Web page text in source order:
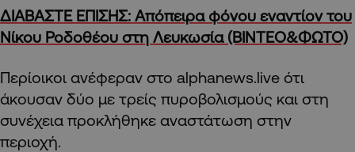
ΔΙΑΒΑΣΤΕ ΕΠΙΣΗΣ: Απόπειρα φόνου εναντίον του
Νίκου Ροδοθέου στη Λευκωσία (ΒΙΝΤΕΟ&ΦΩΤΟ)
Περίοικοι ανέφεραν στο alphanews.live ότι
άκουσαν δύο με τρείς πυροβολισμούς και στη
συνέχεια προκλήθηκε αναστάτωση στην
περιοχή.